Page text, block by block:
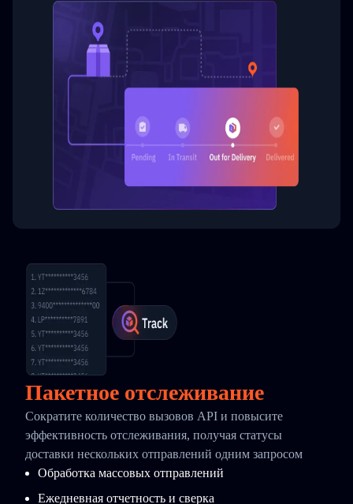
Пакетное отслеживание
Сократите количество вызовов API и повысите
эффективность отслеживания, получая статусы
доставки нескольких отправлений одним запросом
Обработка массовых отправлений
Ежедневная отчетность и сверка